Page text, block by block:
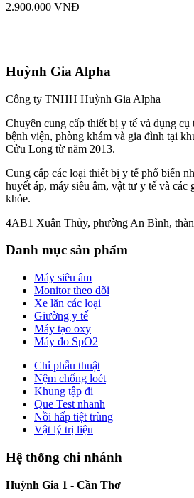
2.900.000 VNĐ
Huỳnh Gia Alpha
Công ty TNHH Huỳnh Gia Alpha
Chuyên cung cấp thiết bị y tế và dụng cụ
bệnh viện, phòng khám và gia đình tại
Cửu Long từ năm 2013.
Cung cấp các loại thiết bị y tế phổ biến
huyết áp, máy siêu âm, vật tư y tế và các
khỏe.
4AB1 Xuân Thủy, phường An Bình,
Danh mục sản phẩm
Máy siêu âm
Monitor theo dõi
Xe lăn các loại
Giường y tế
Máy tạo oxy
Máy đo SpO2
Chỉ phẫu thuật
Nệm chống loét
Khung tập đi
Que Test nhanh
Nồi hấp tiệt trùng
Vật lý trị liệu
Hệ thống chi nhánh
Huỳnh Gia 1 - Cần Thơ